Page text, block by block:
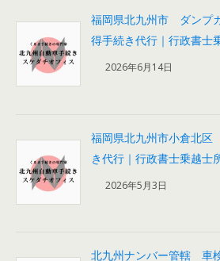
福岡県北九州市 ダンプ
得手続き代行｜行政書士
2026年6月14日
福岡県北九州市小倉北
き代行｜行政書士乗越士
2026年5月3日
北九州ナンバー管轄 車